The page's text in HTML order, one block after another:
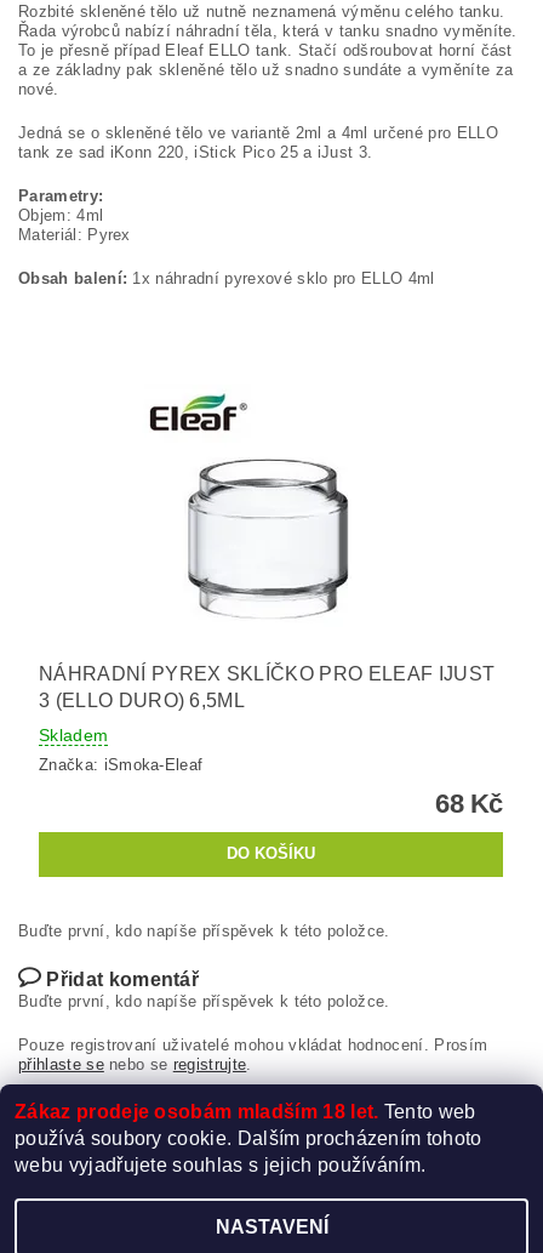
Rozbité skleněné tělo už nutně neznamená výměnu celého tanku.
Řada výrobců nabízí náhradní těla, která v tanku snadno vyměníte.
To je přesně případ Eleaf ELLO tank. Stačí odšroubovat horní část
a ze základny pak skleněné tělo už snadno sundáte a vyměníte za
nové.
Jedná se o skleněné tělo ve variantě 2ml a 4ml určené pro ELLO
tank ze sad iKonn 220, iStick Pico 25 a iJust 3.
Parametry:
Objem: 4ml
Materiál: Pyrex
Obsah balení: 1x náhradní pyrexové sklo pro ELLO 4ml
NÁHRADNÍ PYREX SKLÍČKO PRO ELEAF IJUST
3 (ELLO DURO) 6,5ML
Skladem
Značka: iSmoka-Eleaf
68 Kč
Buďte první, kdo napíše příspěvek k této položce.
Přidat komentář
Buďte první, kdo napíše příspěvek k této položce.
Pouze registrovaní uživatelé mohou vkládat hodnocení. Prosím
přihlaste senebo se registrujte
Zákaz prodeje osobám mladším 18 let. Tento web
používá soubory cookie. Dalším procházením tohoto
webu vyjadřujete souhlas s jejich používáním.
NASTAVENÍ